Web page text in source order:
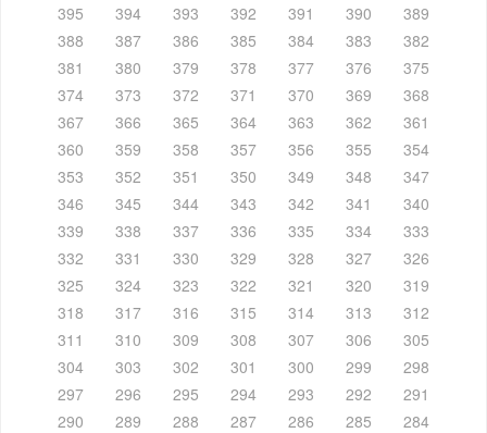
395
394 393 392 391 390
389
388
387 386 385 384 383
382
381
380 379 378 377 376
375
374
373 372 371 370 369
368
367
366 365 364 363 362
361
360
359 358 357 356 355
354
353
352 351 350 349 348
347
346
345 344 343 342 341
340
339
338 337 336 335 334
333
332
331 330 329 328 327
326
325
324 323 322 321 320
319
318
317 316 315 314 313
312
311
310 309 308 307 306
305
304
303 302 301 300 299
298
297
296 295 294 293 292
291
290
289 288 287 286 285
284